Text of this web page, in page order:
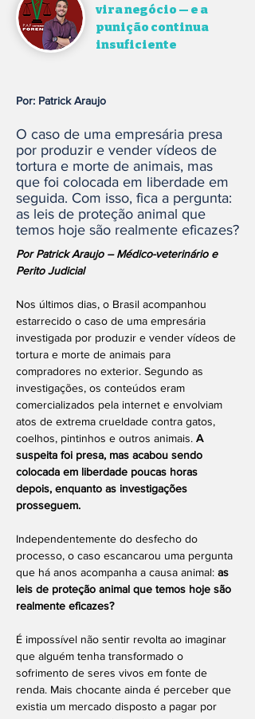
vira negócio — e a
punição continua
insuficiente
Por: Patrick Araujo
O caso de uma empresária presa
por produzir e vender vídeos de
tortura e morte de animais, mas
que foi colocada em liberdade em
seguida. Com isso, fica a pergunta:
as leis de proteção animal que
temos hoje são realmente eficazes?
Por Patrick Araujo – Médico-veterinário e
Perito Judicial
Nos últimos dias, o Brasil acompanhou
estarrecido o caso de uma empresária
investigada por produzir e vender vídeos de
tortura e morte de animais para
compradores no exterior. Segundo as
investigações, os conteúdos eram
comercializados pela internet e envolviam
atos de extrema crueldade contra gatos,
coelhos, pintinhos e outros animais. A
suspeita foi presa, mas acabou sendo
colocada em liberdade poucas horas
depois, enquanto as investigações
prosseguem.
Independentemente do desfecho do
processo, o caso escancarou uma pergunta
que há anos acompanha a causa animal: as
leis de proteção animal que temos hoje são
realmente eficazes?
É impossível não sentir revolta ao imaginar
que alguém tenha transformado o
sofrimento de seres vivos em fonte de
renda. Mais chocante ainda é perceber que
existia um mercado disposto a pagar por